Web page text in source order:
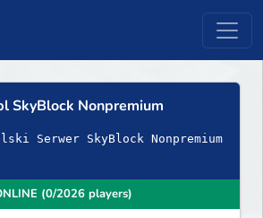
SkyBlock Nonpremium
Serwer SkyBlock Nonpremium
(0/2026 players)